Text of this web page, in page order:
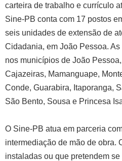
carteira de trabalho e currículo
Sine-PB conta com 17 postos
seis unidades de extensão de
Cidadania, em João Pessoa.
nos municípios de João
Cajazeiras, Mamanguape,
Conde, Guarabira, Itaporanga,
São Bento, Sousa e Princesa
O Sine-PB atua em parceria
intermediação de mão de obra.
instaladas ou que pretendem